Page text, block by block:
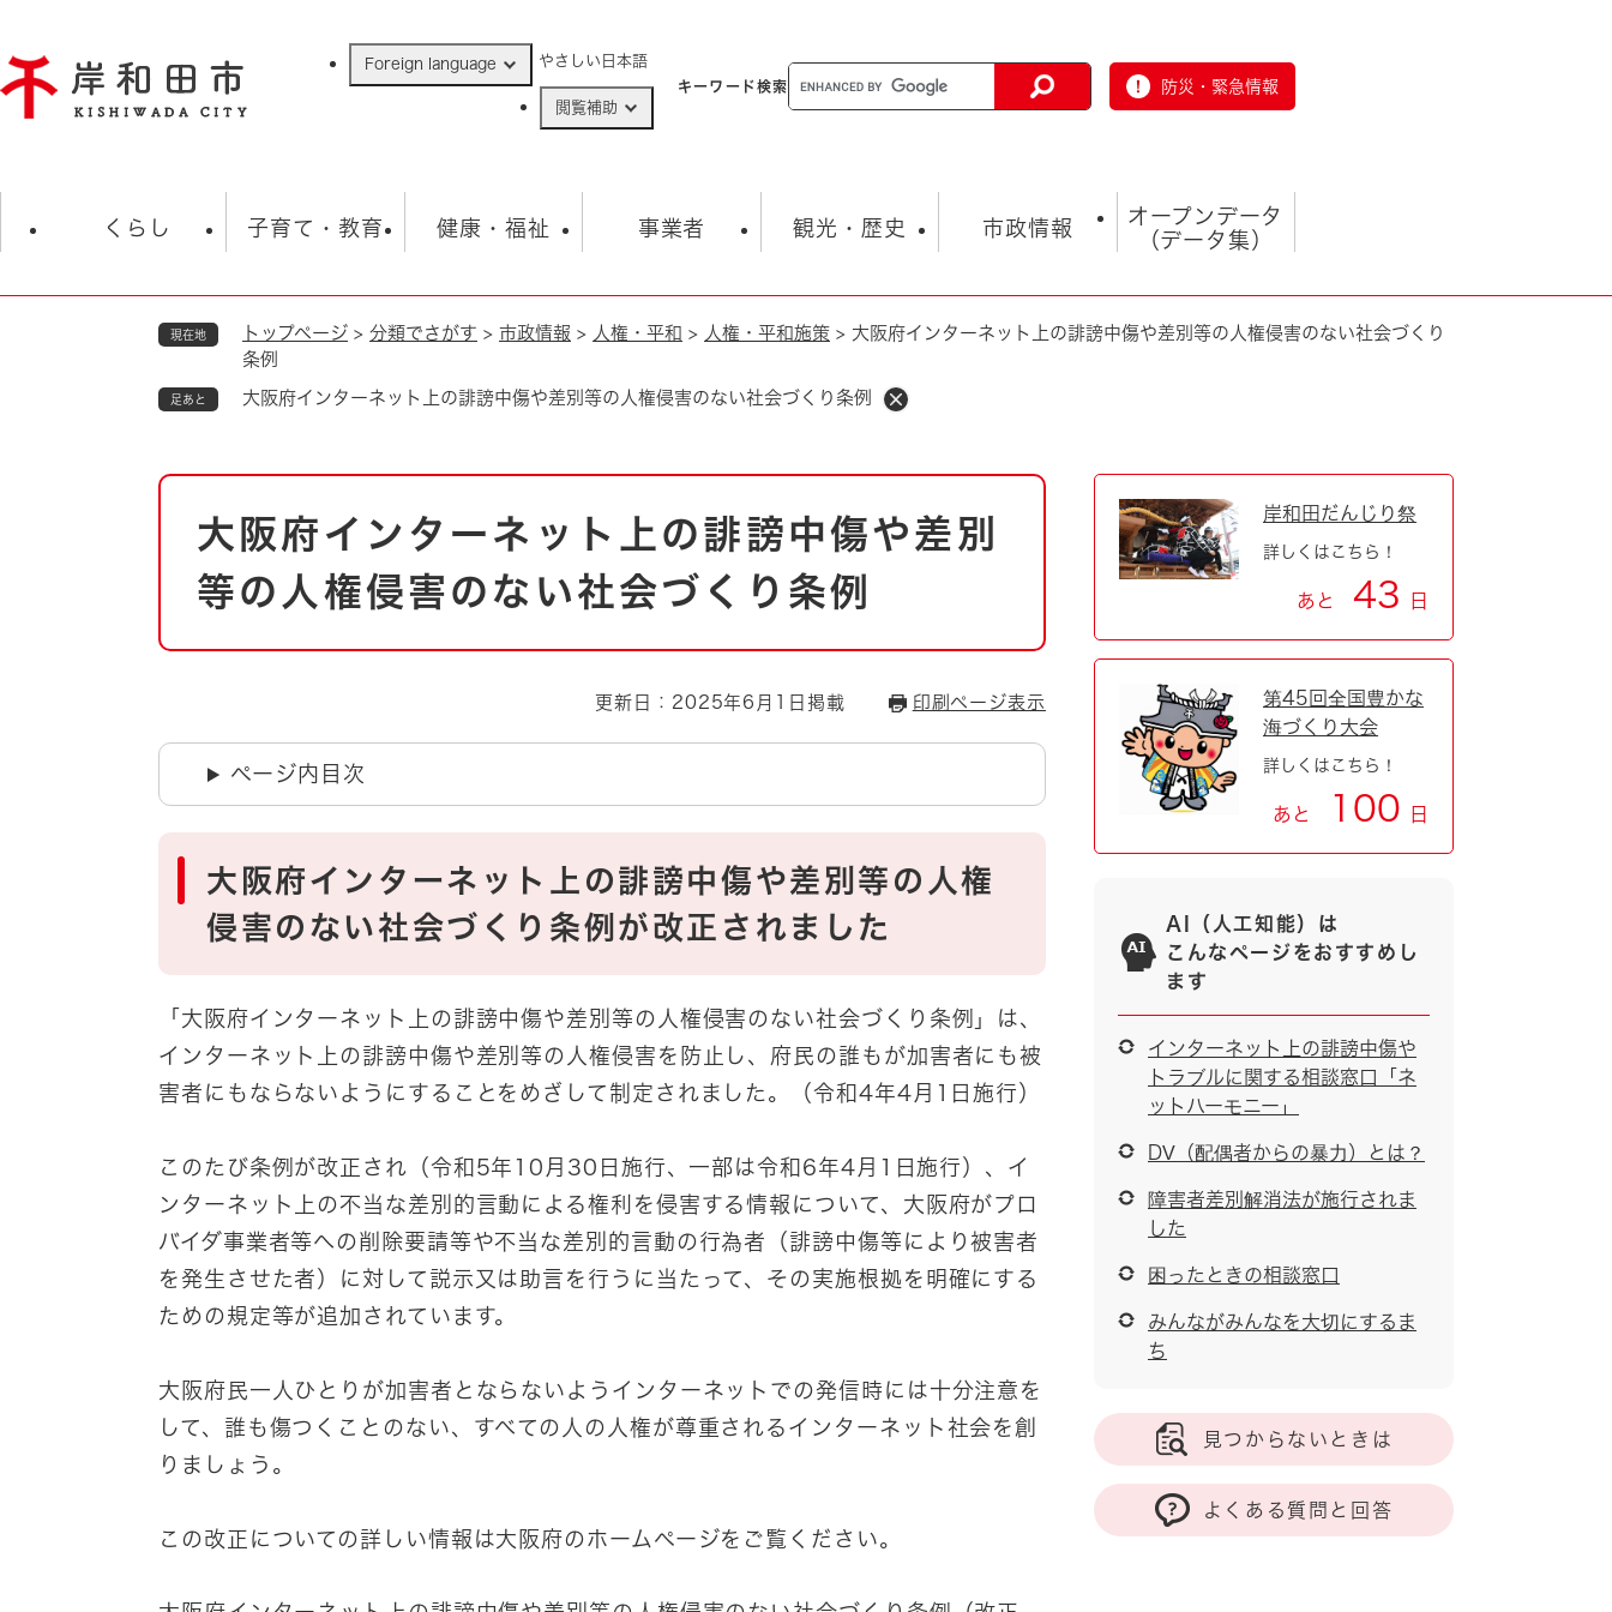
ジ
の
Foreign language やさしい日本語
閲覧補助
キーワード検索 防災・緊急情報
くらし
住民票・戸籍
保険・年金
自然・環境・公園 住宅
おくやみ
道路・河川・交通 まちづくり
とじる
子育て・教育
学校 子育て
健康・福祉
福祉・健康・生活 生涯学習・スポーツ
事業者
入札・契約情報 まちづくり・協働
産業振興 税金
観光・歴史
観光 観光スポット
歴史 動画情報
市政情報
市の概要 総合計画
行財政 人権・平和
オープンデータ
（データ集）
オープンデータ
現在地 トップページ > 分類でさがす > 市政情報 > 人権・平和 > 人権・平和施策 > 大阪府インターネット上の誹謗中傷や差別等の人権侵害のない社会づくり
条例
足あと 大阪府インターネット上の誹謗中傷や差別等の人権侵害のない社会づくり条例
本
大阪府インターネット上の誹謗中傷や差別
等の人権侵害のない社会づくり条例
更新日：2025年6月1日掲載 印刷ページ表示
ページ内目次
大阪府インターネット上の誹謗中傷や差別等の人権
侵害のない社会づくり条例が改正されました
「大阪府インターネット上の誹謗中傷や差別等の人権侵害のない社会づくり条例」は、
インターネット上の誹謗中傷や差別等の人権侵害を防止し、府民の誰もが加害者にも被
害者にもならないようにすることをめざして制定されました。（令和4年4月1日施行）
このたび条例が改正され（令和5年10月30日施行、一部は令和6年4月1日施行）、イ
ンターネット上の不当な差別的⾔動による権利を侵害する情報について、大阪府がプロ
バイダ事業者等への削除要請等や不当な差別的⾔動の⾏為者（誹謗中傷等により被害者
を発生させた者）に対して説⽰⼜は助⾔を⾏うに当たって、その実施根拠を明確にする
ための規定等が追加されています。
大阪府民一人ひとりが加害者とならないようインターネットでの発信時には十分注意を
して、誰も傷つくことのない、すべての人の人権が尊重されるインターネット社会を創
りましょう。
この改正についての詳しい情報は大阪府のホームページをご覧ください。
岸和田だんじり祭
詳しくはこちら！
あと 43 日
第45回全国豊かな
海づくり大会
詳しくはこちら！
あと 100 日
AI（人工知能）は
こんなページをおすすめし
ます
インターネット上の誹謗中傷や
トラブルに関する相談窓口「ネ
ットハーモニー」
DV（配偶者からの暴力）とは？
障害者差別解消法が施行されま
した
困ったときの相談窓口
みんながみんなを大切にするま
ち
見つからないときは
よくある質問と回答